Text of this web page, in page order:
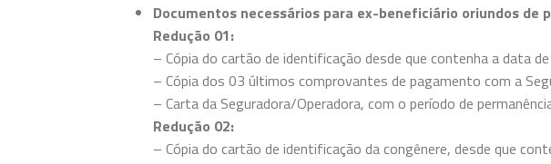
Documentos necessários para ex-beneficiário oriundos de
Redução 01:
– Cópia do cartão de identificação desde que contenha a data
– Cópia dos 03 últimos comprovantes de pagamento com a
– Carta da Seguradora/Operadora, com o período de
Redução 02:
– Cópia do cartão de identificação da congênere, desde que